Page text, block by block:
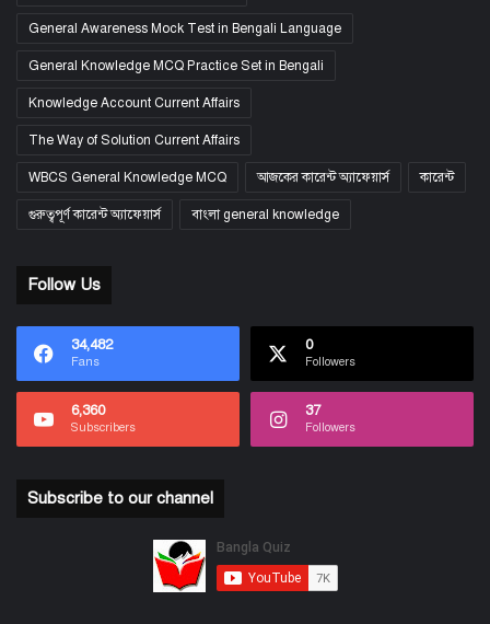
General Awareness Mock Test in Bengali Language
General Knowledge MCQ Practice Set in Bengali
Knowledge Account Current Affairs
The Way of Solution Current Affairs
WBCS General Knowledge MCQ আজকের কারেন্ট অ্যাফেয়ার্স কারেন্ট
গুরুত্বপূর্ণ কারেন্ট অ্যাফেয়ার্স বাংলা general knowledge
Follow Us
34,482
Fans
0
Followers
6,360
Subscribers
37
Followers
Subscribe to our channel